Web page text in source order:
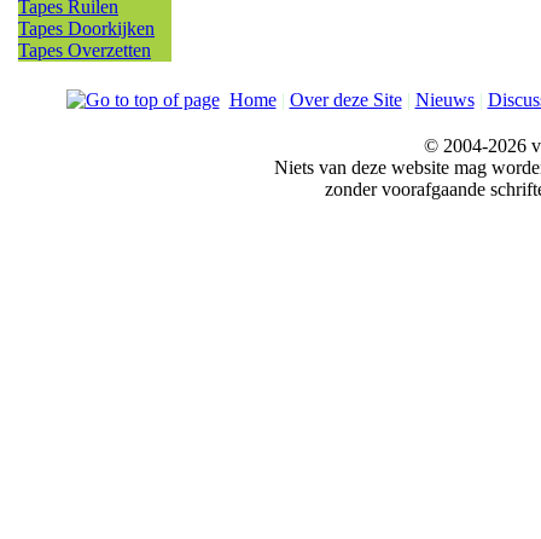
Tapes Ruilen
Tapes Doorkijken
Tapes Overzetten
Home| Over deze Site| Nieuws|
© 2004-2026
Niets van deze website mag
zonder voorafgaande